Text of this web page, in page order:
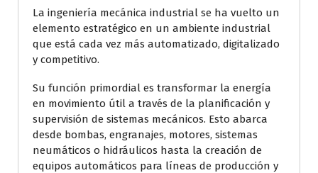
La ingeniería mecánica industrial se ha vuelto un
elemento estratégico en un ambiente industrial
que está cada vez más automatizado, digitalizado
y competitivo.
Su función primordial es transformar la energía
en movimiento útil a través de la planificación y
supervisión de sistemas mecánicos. Esto abarca
desde bombas, engranajes, motores, sistemas
neumáticos o hidráulicos hasta la creación de
equipos automáticos para líneas de producción y